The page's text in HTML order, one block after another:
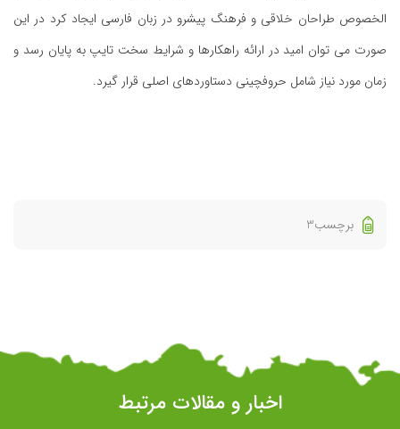
الخصوص طراحان خلاقی و فرهنگ پیشرو در زبان فارسی ایجاد کرد در این
صورت می توان امید در ارائه راهکارها و شرایط سخت تایپ به پایان رسد و
زمان مورد نیاز شامل حروفچینی دستاوردهای اصلی قرار گیرد.
برچسب3
اخبار و مقالات مرتبط